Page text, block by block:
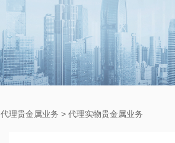
代理贵金属业务 > 代理实物贵金属业务